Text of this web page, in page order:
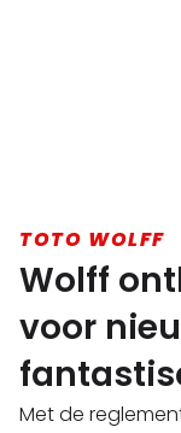
TOTO WOLFF
Wolff
voor
Met de